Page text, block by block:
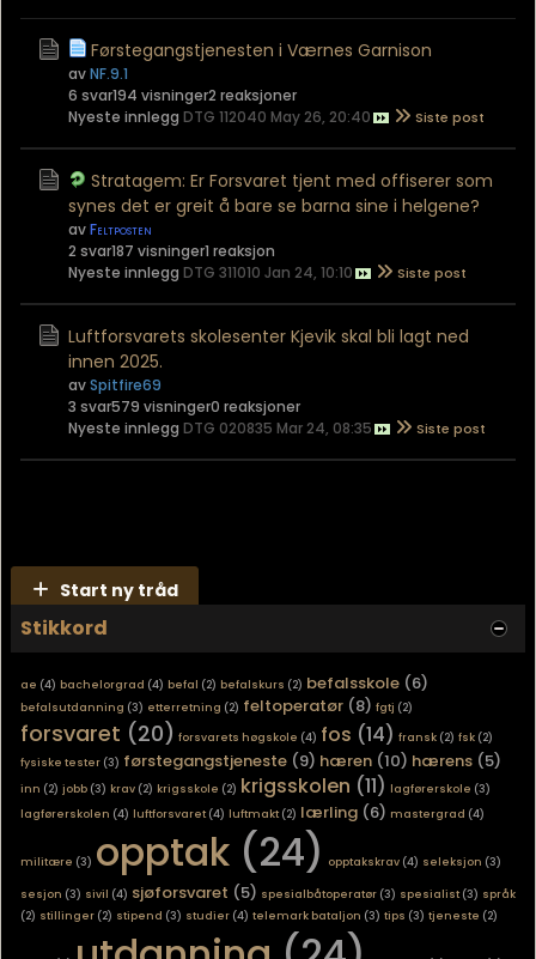
Førstegangstjenesten i Værnes Garnison
avNF.9.1
6 svar194 visninger2 reaksjoner
Nyeste innlegg DTG 112040 May 26, 20:40
Stratagem: Er Forsvaret tjent med offiserer som
synes det er greit å bare se barna sine i helgene?
avFeltposten
2 svar187 visninger1 reaksjon
Nyeste innlegg DTG 311010 Jan 24, 10:10
Luftforsvarets skolesenter Kjevik skal bli lagt ned
innen 2025.
avSpitfire69
3 svar579 visninger0 reaksjoner
Nyeste innlegg DTG 020835 Mar 24, 08:35
Start ny tråd
Stikkord
ae (4) bachelorgrad (4) befal (2) befalskurs (2) befalsskole (6)
befalsutdanning (3) etterretning (2) feltoperatør (8) fgtj (2)
forsvaret (20) forsvarets høgskole (4) fos (14) fransk (2) fsk (2)
fysiske tester (3) førstegangstjeneste (9) hæren (10) hærens (5)
inn (2) jobb (3) krav (2) krigsskole (2) krigsskolen (11) lagførerskole (3)
lagførerskolen (4) luftforsvaret (4) luftmakt (2) lærling (6) mastergrad (4)
militære (3) opptak (24) opptakskrav (4) seleksjon (3)
sesjon (3) sivil (4) sjøforsvaret (5) spesialbåtoperatør (3) spesialist (3) språk
(2) stillinger (2) stipend (3) studier (4) telemark bataljon (3) tips (3) tjeneste (2)